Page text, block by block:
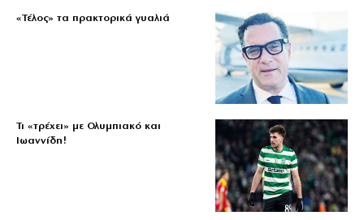
«Τέλος» τα πρακτορικά γυαλιά
Τι «τρέχει» με Ολυμπιακό και
Ιωαννίδη!